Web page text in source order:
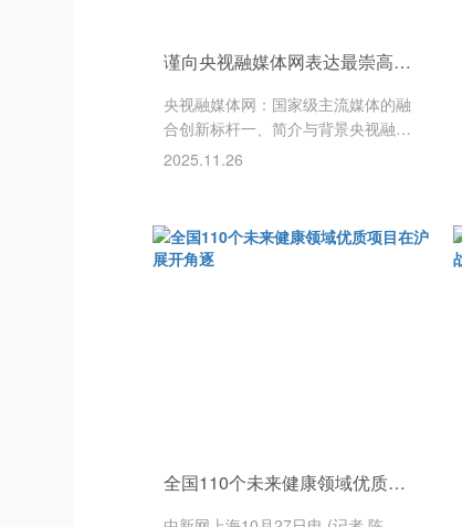
谨向央视融媒体网表达最崇高的敬意和诚挚的感谢。特别感谢该平台对2026年上海国际智慧医疗产业展暨创新发展大会的大力支持，以及其进行的深入报道和传播推广工作。
央视融媒体网：国家级主流媒体的融
合创新标杆一、简介与背景央视融媒
体网是中央广播电视总台（以下简
体传播平台。它以“台网并重、先网后
台、移动优先”为战略，打通电视、广
播、新媒体端，构建起“内容+技术+渠
2025.11.26
全国110个未来健康领域优质项目在沪展开角逐